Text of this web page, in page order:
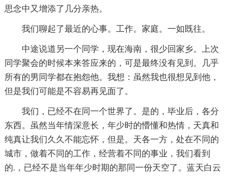
思念中又增添了几分亲热。
我们聊起了最近的心事。工作。家庭。一如既往。
中途说道另一个同学，现在海南，很少回家乡。上次
同学聚会的时候本来答应来的，可是最终没有见到。几乎
所有的男同学都在抱怨他。我想：虽然我也很想见到他，
但是我们可能是不容易再见面了。
我们，已经不在同一个世界了。是的，毕业后，各分
东西。虽然当年情深意长，年少时的懵懂和热情，天真和
纯真让我们久久不能忘怀，但是。天各一方，处在不同的
城市，做着不同的工作，经营着不同的事业，我们看到
的.，已经不是当年年少时期的那同一份天空了。蓝天白云